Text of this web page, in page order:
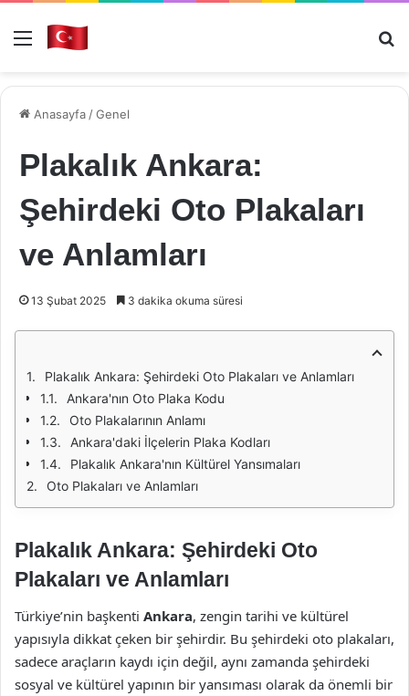
Menü
Anasayfa /Genel
Plakalık Ankara:
Şehirdeki Oto Plakaları
ve Anlamları
13 Şubat 2025 3 dakika okuma süresi
Plakalık Ankara: Şehirdeki Oto Plakaları ve Anlamları
Ankara'nın Oto Plaka Kodu
Oto Plakalarının Anlamı
Ankara'daki İlçelerin Plaka Kodları
Plakalık Ankara'nın Kültürel Yansımaları
Oto Plakaları ve Anlamları
Plakalık Ankara: Şehirdeki Oto
Plakaları ve Anlamları
Türkiye’nin başkenti Ankara, zengin tarihi ve kültürel
yapısıyla dikkat çeken bir şehirdir. Bu şehirdeki oto plakaları,
sadece araçların kaydı için değil, aynı zamanda şehirdeki
sosyal ve kültürel yapının bir yansıması olarak da önemli bir